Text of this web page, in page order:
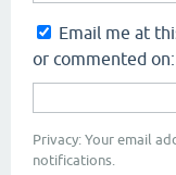
Email me at
or commented on:
Privacy: Your email
notifications.